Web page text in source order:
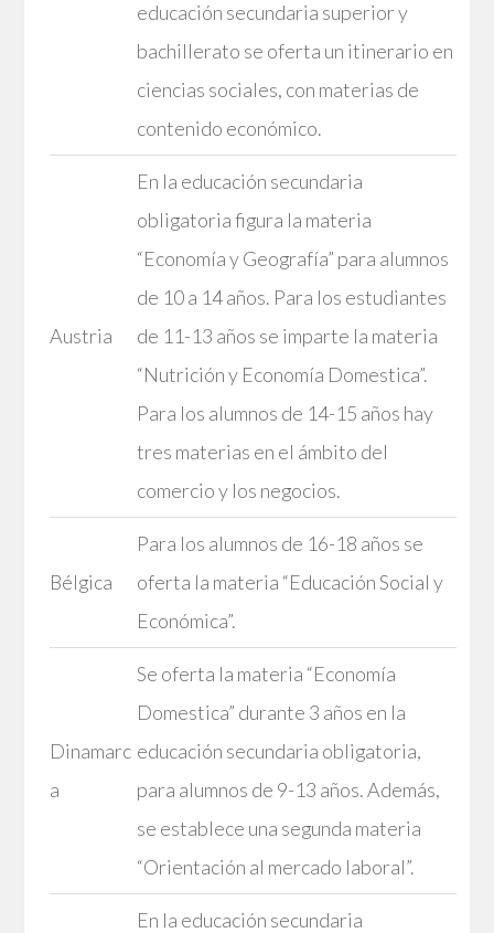
educación secundaria superior y
bachillerato se oferta un itinerario en
ciencias sociales, con materias de
contenido económico.
Austria
En la educación secundaria
obligatoria figura la materia
“Economía y Geografía” para alumnos
de 10 a 14 años. Para los estudiantes
de 11-13 años se imparte la materia
“Nutrición y Economía Domestica”.
Para los alumnos de 14-15 años hay
tres materias en el ámbito del
comercio y los negocios.
Bélgica
Para los alumnos de 16-18 años se
oferta la materia “Educación Social y
Económica”.
Dinamarc
a
Se oferta la materia “Economía
Domestica” durante 3 años en la
educación secundaria obligatoria,
para alumnos de 9-13 años. Además,
se establece una segunda materia
“Orientación al mercado laboral”.
En la educación secundaria